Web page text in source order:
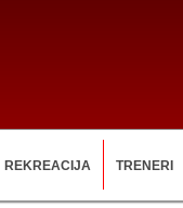
REKREACIJA TRENERI